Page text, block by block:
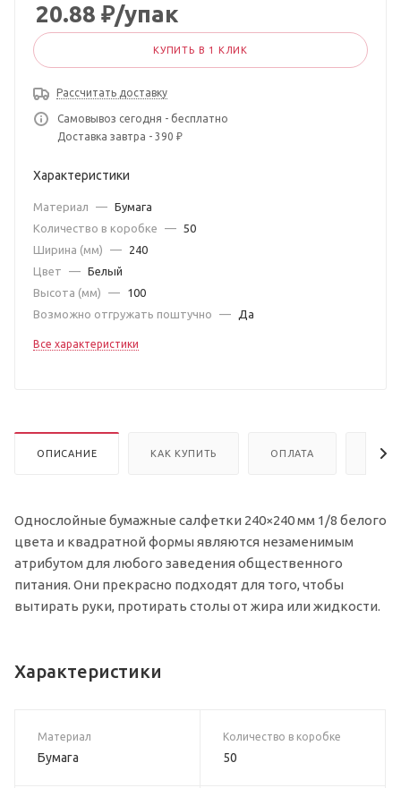
20.88 ₽/упак
КУПИТЬ В 1 КЛИК
Рассчитать доставку
Самовывоз сегодня - бесплатно
Доставка завтра - 390 ₽
Характеристики
Материал — Бумага
Количество в коробке
— 50
Ширина (мм)
—
240
Цвет
— Белый
Высота (мм)
—
100
Возможно отгружать поштучно
— Да
Все характеристики
ОПИСАНИЕ КАК КУПИТЬ ОПЛАТА
Однослойные бумажные салфетки 240×240 мм 1/8 белого
цвета и квадратной формы являются незаменимым
атрибутом для любого заведения общественного
питания. Они прекрасно подходят для того, чтобы
вытирать руки, протирать столы от жира или жидкости.
Характеристики
Материал
Бумага
Количество в коробке
50